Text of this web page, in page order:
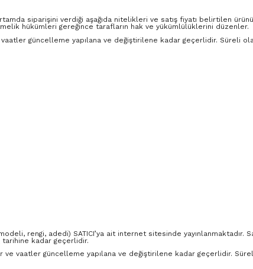
siparişini verdiği aşağıda nitelikleri ve satış fiyatı belirtilen
hükümleri gereğince tarafların hak ve yükümlülüklerini düzenler.
güncelleme yapılana ve değiştirilene kadar geçerlidir. Süreli
rengi, adedi) SATICI’ya ait internet sitesinde yayınlanmaktadır.
kadar geçerlidir.
ve vaatler güncelleme yapılana ve değiştirilene kadar geçerlidir.